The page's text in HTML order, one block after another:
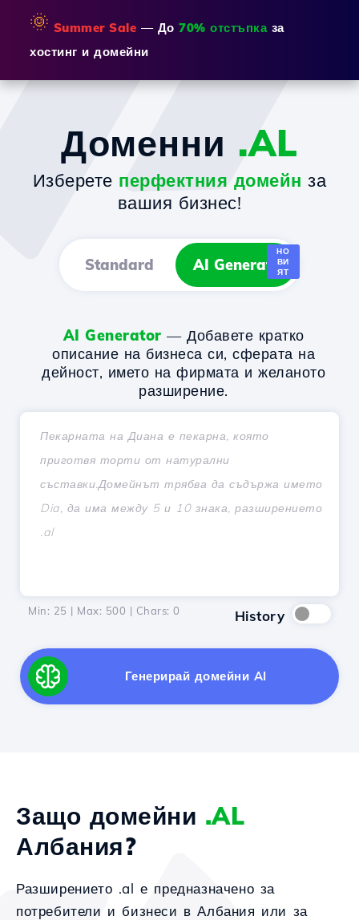
🌞 Summer Sale — До 70% отстъпказа
хостинг и домейни
Доменни .AL
Изберете перфектния домейн за
вашия бизнес!
Standard AI Generator
НО
ВИ
ЯТ
AI Generator — Добавете кратко
описание на бизнеса си, сферата на
дейност, името на фирмата и желаното
разширение.
Min: 25 | Max: 500 | Chars: 0 History
Генерирай домейни AI
Защо домейни .AL
Албания?
Разширението .al е предназначено за
потребители и бизнеси в Албания или за